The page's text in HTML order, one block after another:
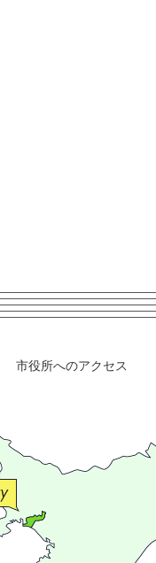
市役所へのアクセス